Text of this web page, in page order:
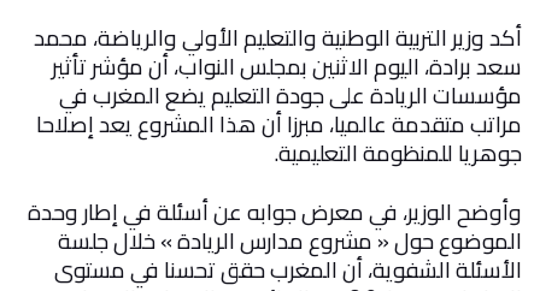
أكد وزير التربية الوطنية والتعليم الأولي والرياضة، محمد
سعد برادة، اليوم الاثنين بمجلس النواب، أن مؤشر تأثير
مؤسسات الريادة على جودة التعليم يضع المغرب في
مراتب متقدمة عالميا، مبرزا أن هذا المشروع يعد إصلاحا
جوهريا للمنظومة التعليمية.
وأوضح الوزير، في معرض جوابه عن أسئلة في إطار وحدة
الموضوع حول « مشروع مدارس الريادة » خلال جلسة
الأسئلة الشفوية، أن المغرب حقق تحسنا في مستوى